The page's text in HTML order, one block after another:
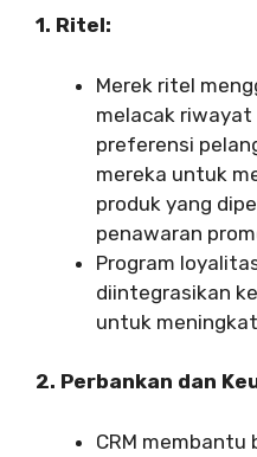
1. Ritel:
Merek ritel
melacak riwayat
preferensi
mereka untuk
produk yang
penawaran
Program
diintegrasikan
untuk
2. Perbankan dan
CRM membantu